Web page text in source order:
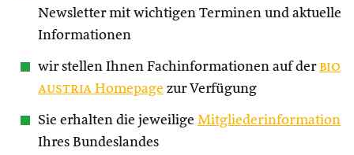
Newsletter mit wichtigen Terminen und aktuelle
Informationen
wir stellen Ihnen Fachinformationen auf der bio
austria Homepage zur Verfügung
Sie erhalten die jeweilige Mitgliederinformation
Ihres Bundeslandes